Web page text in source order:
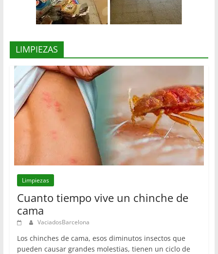
LIMPIEZAS
Limpiezas
Cuanto tiempo vive un chinche de
cama
VaciadosBarcelona
Los chinches de cama, esos diminutos insectos que
pueden causar grandes molestias, tienen un ciclo de